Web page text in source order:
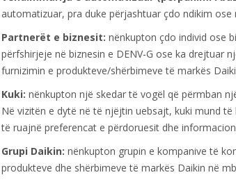
automatizuar, pra duke përjashtuar çdo ndikim
Partnerët e biznesit: nënkupton çdo individ ose
përfshirjeje në biznesin e DENV-G ose ka drejtuar
furnizimin e produkteve/shërbimeve të markës
Kuki: nënkupton një skedar të vogël që përmban
Në vizitën e dytë në të njëjtin uebsajt, kuki mund
të ruajnë preferencat e përdoruesit dhe
Grupi Daikin: nënkupton grupin e kompanive të
produkteve dhe shërbimeve të markës Daikin në